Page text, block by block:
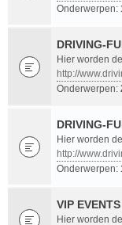
Onderwerpen:
DRIVING-
Hier worden
http://
Onderwerpen:
DRIVING-
Hier worden
http://
Onderwerpen:
VIP
Hier worden